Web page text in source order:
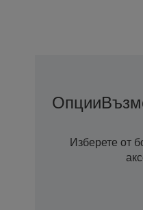
Опции
Изберете от